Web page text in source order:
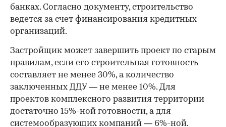
банках. Согласно документу, строительство
ведется за счет финансирования кредитных
организаций.
Застройщик может завершить проект по старым
правилам, если его строительная готовность
составляет не менее 30%, а количество
заключенных ДДУ — не менее 10%. Для
проектов комплексного развития территории
достаточно 15%-ной готовности, а для
системообразующих компаний — 6%-ной.